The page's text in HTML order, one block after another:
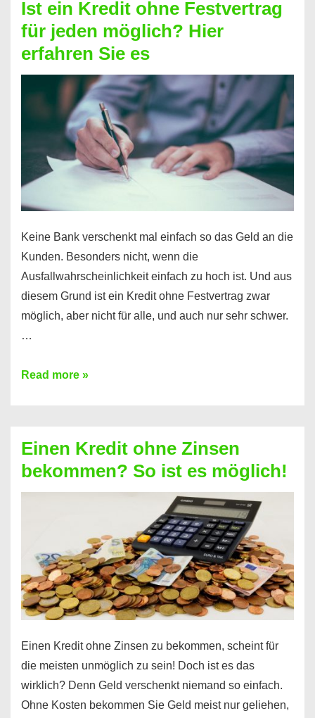
Prepaid
ist
nicht
nur
für
Handy
möglich!
Ist ein Kredit ohne Festvertrag
für jeden möglich? Hier
erfahren Sie es
Keine Bank verschenkt mal einfach so das Geld an die
Kunden. Besonders nicht, wenn die
Ausfallwahrscheinlichkeit einfach zu hoch ist. Und aus
diesem Grund ist ein Kredit ohne Festvertrag zwar
möglich, aber nicht für alle, und auch nur sehr schwer.
…
Ist
Festvertrag
für
jeden
erfahren
Sie
es
Read more »
Einen Kredit ohne Zinsen
bekommen? So ist es möglich!
Einen Kredit ohne Zinsen zu bekommen, scheint für
die meisten unmöglich zu sein! Doch ist es das
wirklich? Denn Geld verschenkt niemand so einfach.
Ohne Kosten bekommen Sie Geld meist nur geliehen,